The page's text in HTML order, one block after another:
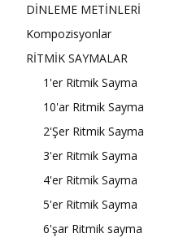
DİNLEME METİNLERİ
Kompozisyonlar
RİTMİK SAYMALAR
1'er Ritmik Sayma
10'ar Ritmik Sayma
2'Şer Ritmik Sayma
3'er Ritmik Sayma
4'er Ritmik Sayma
5'er Ritmik Sayma
6'şar Ritmik sayma